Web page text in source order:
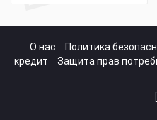
О нас Политика
кредит
Защита прав